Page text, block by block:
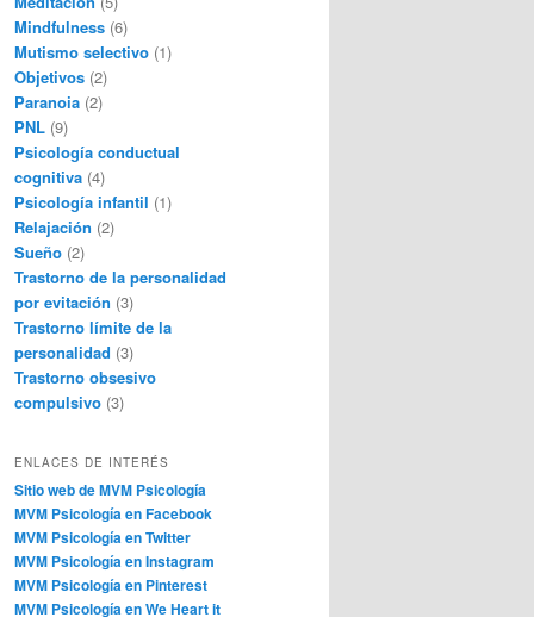
Mindfulness (6)
Mutismo selectivo (1)
Objetivos (2)
Paranoia (2)
PNL (9)
Psicología conductual
cognitiva (4)
Psicología infantil (1)
Relajación (2)
Sueño (2)
Trastorno de la personalidad
por evitación (3)
Trastorno límite de la
personalidad (3)
Trastorno obsesivo
compulsivo (3)
ENLACES DE INTERÉS
Sitio web de MVM Psicología
MVM Psicología en Facebook
MVM Psicología en Twitter
MVM Psicología en Instagram
MVM Psicología en Pinterest
MVM Psicología en We Heart it